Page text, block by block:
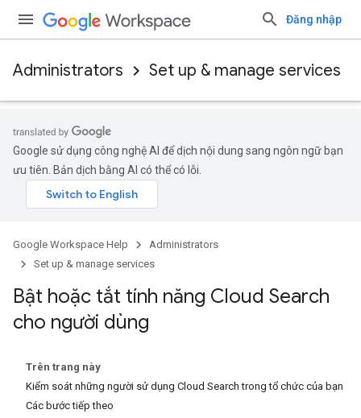
Đăng nhập
Administrators Set up & manage services
Google sử dụng công nghệ AI để dịch nội dung sang ngôn ngữ bạn
ưu tiên. Bản dịch bằng AI có thể có lỗi.
Google Workspace Help
Administrators
Set up & manage services
Bật hoặc tắt tính năng Cloud Search
cho người dùng
Trên trang này
Kiểm soát những người sử dụng Cloud Search trong tổ chức của bạn
Các bước tiếp theo